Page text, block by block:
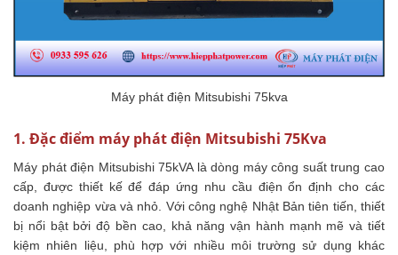
Máy phát điện Mitsubishi 75kva
1. Đặc điểm máy phát điện Mitsubishi 75Kva
Máy phát điện Mitsubishi 75kVA là dòng máy công suất trung cao
cấp, được thiết kế để đáp ứng nhu cầu điện ổn định cho các
doanh nghiệp vừa và nhỏ. Với công nghệ Nhật Bản tiên tiến, thiết
bị nổi bật bởi độ bền cao, khả năng vận hành mạnh mẽ và tiết
kiệm nhiên liệu, phù hợp với nhiều môi trường sử dụng khác